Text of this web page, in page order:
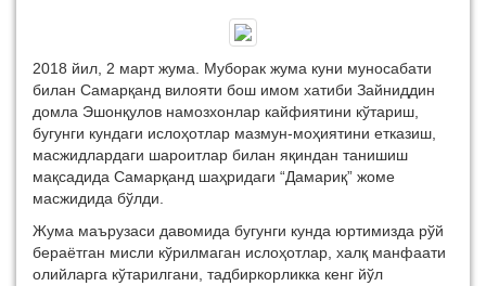
2018 йил, 2 март жума. Муборак жума куни муносабати
билан Самарқанд вилояти бош имом хатиби Зайниддин
домла Эшонқулов намозхонлар кайфиятини кўтариш,
бугунги кундаги ислоҳотлар мазмун-моҳиятини етказиш,
масжидлардаги шароитлар билан яқиндан танишиш
мақсадида Самарқанд шаҳридаги “Дамариқ” жоме
масжидида бўлди.
Жума маърузаси давомида бугунги кунда юртимизда рўй
бераётган мисли кўрилмаган ислоҳотлар, халқ манфаати
олийларга кўтарилгани, тадбиркорликка кенг йўл